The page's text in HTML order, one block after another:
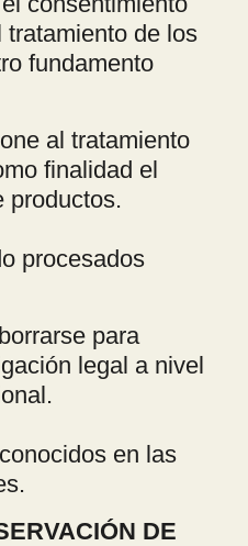
tratamiento de los
fundamento
al tratamiento
finalidad el
productos.
procesados
para
legal a nivel
en las
DE